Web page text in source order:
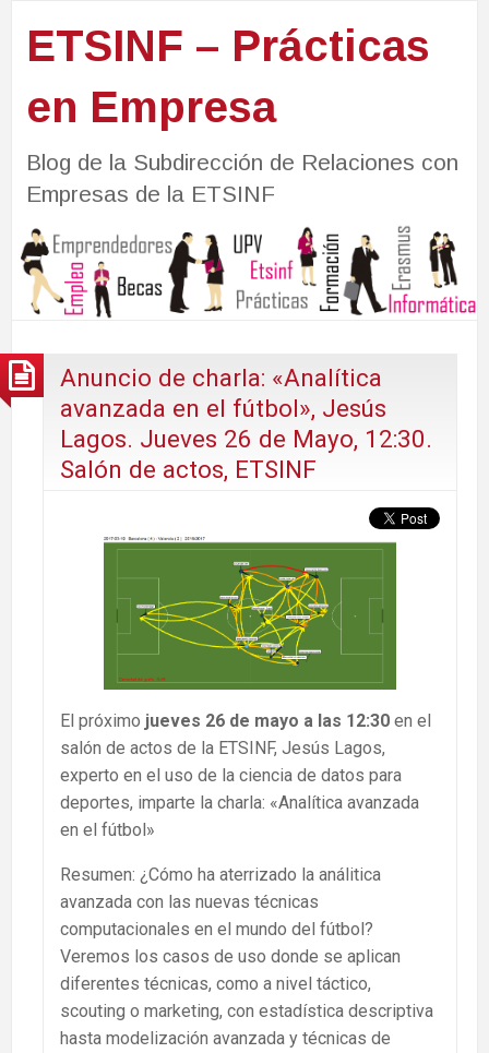
ETSINF – Prácticas
en Empresa
Blog de la Subdirección de Relaciones con
Empresas de la ETSINF
Anuncio de charla: «Analítica
avanzada en el fútbol», Jesús
Lagos. Jueves 26 de Mayo, 12:30.
Salón de actos, ETSINF
El próximo jueves 26 de mayo a las 12:30 en el
salón de actos de la ETSINF, Jesús Lagos,
experto en el uso de la ciencia de datos para
deportes, imparte la charla: «Analítica avanzada
en el fútbol»
Resumen: ¿Cómo ha aterrizado la análitica
avanzada con las nuevas técnicas
computacionales en el mundo del fútbol?
Veremos los casos de uso donde se aplican
diferentes técnicas, como a nivel táctico,
scouting o marketing, con estadística descriptiva
hasta modelización avanzada y técnicas de